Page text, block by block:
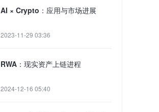
AI × Crypto：应用与市场进展
2023-11-29 03:36
RWA：现实资产上链进程
2024-12-16 05:40